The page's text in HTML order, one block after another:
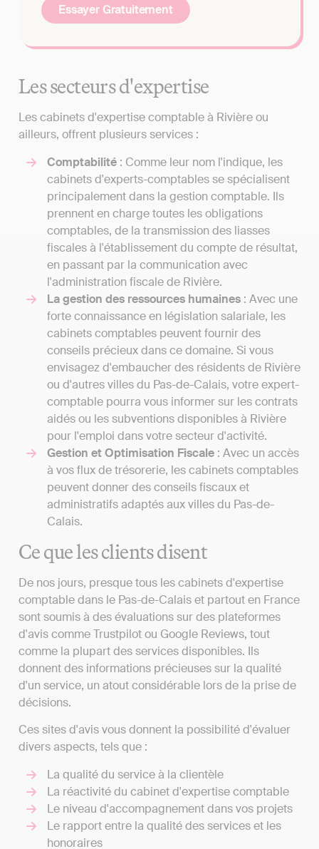
Essayer Gratuitement
Les secteurs d'expertise
Les cabinets d'expertise comptable à Rivière ou
ailleurs, offrent plusieurs services :
Comptabilité : Comme leur nom l'indique, les
cabinets d'experts-comptables se spécialisent
principalement dans la gestion comptable. Ils
prennent en charge toutes les obligations
comptables, de la transmission des liasses
fiscales à l'établissement du compte de résultat,
en passant par la communication avec
l'administration fiscale de Rivière.
La gestion des ressources humaines : Avec une
forte connaissance en législation salariale, les
cabinets comptables peuvent fournir des
conseils précieux dans ce domaine. Si vous
envisagez d'embaucher des résidents de Rivière
ou d'autres villes du Pas-de-Calais, votre expert-
comptable pourra vous informer sur les contrats
aidés ou les subventions disponibles à Rivière
pour l'emploi dans votre secteur d'activité.
Gestion et Optimisation Fiscale : Avec un accès
à vos flux de trésorerie, les cabinets comptables
peuvent donner des conseils fiscaux et
administratifs adaptés aux villes du Pas-de-
Calais.
Ce que les clients disent
De nos jours, presque tous les cabinets d'expertise
comptable dans le Pas-de-Calais et partout en France
sont soumis à des évaluations sur des plateformes
d'avis comme Trustpilot ou Google Reviews, tout
comme la plupart des services disponibles. Ils
donnent des informations précieuses sur la qualité
d'un service, un atout considérable lors de la prise de
décisions.
Ces sites d'avis vous donnent la possibilité d'évaluer
divers aspects, tels que :
La qualité du service à la clientèle
La réactivité du cabinet d'expertise comptable
Le niveau d'accompagnement dans vos projets
Le rapport entre la qualité des services et les
honoraires